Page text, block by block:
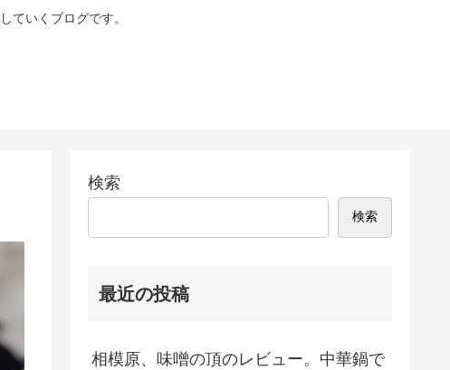
ていくブログです。
検索
検索
最近の投稿
相模原、味噌の頂のレビュー。中華鍋で